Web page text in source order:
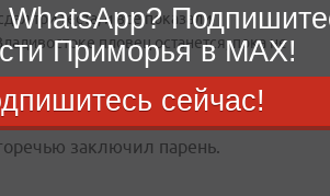
три теста, и все показали
пловец останется, пока не
сдам отрицательный. Так бы
заключил парень.
Приморья в MAX!
сейчас!